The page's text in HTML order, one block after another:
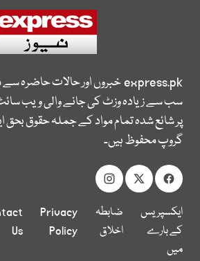
express.pkخبروں اور حالات حاضرہ
سب سے زیادہ وزٹ کی جانے والی ویب
پر شائع شدہ تمام مواد کے جملہ حقوق بحق
گروپ محفوظ ہیں۔
ایکسپریس
کے بارے
میں
ضابطہ
اخلاق
Privacy
Policy
Us